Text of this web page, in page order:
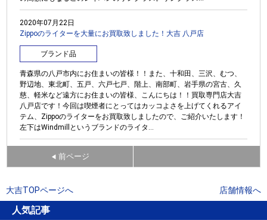
2020年07月22日
Zippoのライターを大量にお買取致しました！大吉 八戸店
ブランド品
青森県の八戸市内にお住まいの皆様！！また、十和田、三沢、むつ、
野辺地、東北町、五戸、六戸七戸、階上、南部町、岩手県の宮古、久
慈、軽米など遠方にお住まいの皆様、こんにちは！！買取専門店大吉
八戸店です！今回は喫煙者にとってはカッコよさを上げてくれるアイ
テム、Zippoのライターをお買取致しましたので、ご紹介いたします！
左下はWindmillというブランドのライタ...
◀ 前ページ
大吉TOPページへ 店舗情報へ
人気記事